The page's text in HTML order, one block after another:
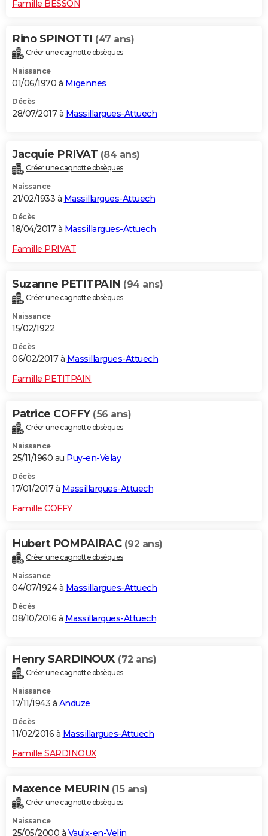
Famille BESSON
Rino SPINOTTI (47 ans)
Créer une cagnotte obsèques
Naissance
01/06/1970 à Migennes
Décès
28/07/2017 à Massillargues-Attuech
Jacquie PRIVAT (84 ans)
Créer une cagnotte obsèques
Naissance
21/02/1933 à Massillargues-Attuech
Décès
18/04/2017 à Massillargues-Attuech
Famille PRIVAT
Suzanne PETITPAIN (94 ans)
Créer une cagnotte obsèques
Naissance
15/02/1922
Décès
06/02/2017 à Massillargues-Attuech
Famille PETITPAIN
Patrice COFFY (56 ans)
Créer une cagnotte obsèques
Naissance
25/11/1960 au Puy-en-Velay
Décès
17/01/2017 à Massillargues-Attuech
Famille COFFY
Hubert POMPAIRAC (92 ans)
Créer une cagnotte obsèques
Naissance
04/07/1924 à Massillargues-Attuech
Décès
08/10/2016 à Massillargues-Attuech
Henry SARDINOUX (72 ans)
Créer une cagnotte obsèques
Naissance
17/11/1943 à Anduze
Décès
11/02/2016 à Massillargues-Attuech
Famille SARDINOUX
Maxence MEURIN (15 ans)
Créer une cagnotte obsèques
Naissance
25/05/2000 à Vaulx-en-Velin